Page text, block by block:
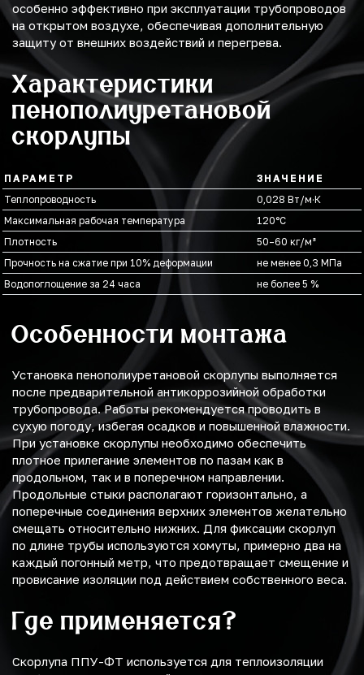
особенно эффективно при эксплуатации трубопроводов
на открытом воздухе, обеспечивая дополнительную
защиту от внешних воздействий и перегрева.
Характеристики
пенополиуретановой
скорлупы
ПАРАМЕТР
ЗНАЧЕНИЕ
Теплопроводность
0,028 Вт/м·К
Максимальная рабочая температура
120°С
Плотность
50–60 кг/м³
Прочность на сжатие при 10% деформации
не менее 0,3 МПа
Водопоглощение за 24 часа
не более 5 %
Особенности монтажа
Установка пенополиуретановой скорлупы выполняется
после предварительной антикоррозийной обработки
трубопровода. Работы рекомендуется проводить в
сухую погоду, избегая осадков и повышенной влажности.
При установке скорлупы необходимо обеспечить
плотное прилегание элементов по пазам как в
продольном, так и в поперечном направлении.
Продольные стыки располагают горизонтально, а
поперечные соединения верхних элементов желательно
смещать относительно нижних. Для фиксации скорлуп
по длине трубы используются хомуты, примерно два на
каждый погонный метр, что предотвращает смещение и
провисание изоляции под действием собственного веса.
Где применяется?
Скорлупа ППУ-ФТ используется для теплоизоляции